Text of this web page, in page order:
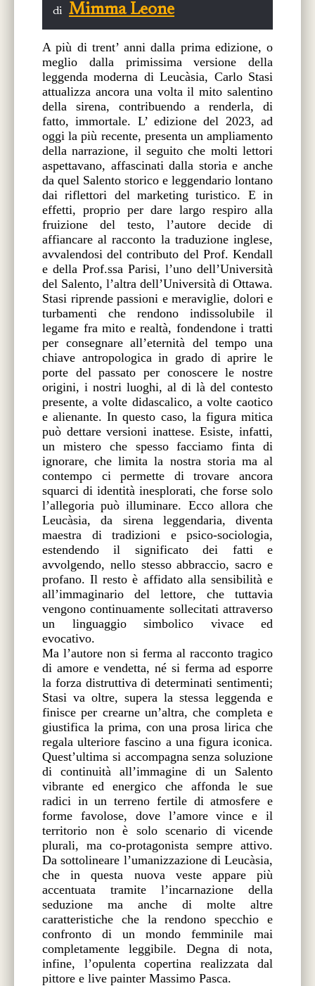
di Mimma Leone
A più di trent’ anni dalla prima edizione, o
meglio dalla primissima versione della
leggenda moderna di Leucàsia, Carlo Stasi
attualizza ancora una volta il mito salentino
della sirena, contribuendo a renderla, di
fatto, immortale. L’ edizione del 2023, ad
oggi la più recente, presenta un ampliamento
della narrazione, il seguito che molti lettori
aspettavano, affascinati dalla storia e anche
da quel Salento storico e leggendario lontano
dai riflettori del marketing turistico. E in
effetti, proprio per dare largo respiro alla
fruizione del testo, l’autore decide di
affiancare al racconto la traduzione inglese,
avvalendosi del contributo del Prof. Kendall
e della Prof.ssa Parisi, l’uno dell’Università
del Salento, l’altra dell’Università di Ottawa.
Stasi riprende passioni e meraviglie, dolori e
turbamenti che rendono indissolubile il
legame fra mito e realtà, fondendone i tratti
per consegnare all’eternità del tempo una
chiave antropologica in grado di aprire le
porte del passato per conoscere le nostre
origini, i nostri luoghi, al di là del contesto
presente, a volte didascalico, a volte caotico
e alienante. In questo caso, la figura mitica
può dettare versioni inattese. Esiste, infatti,
un mistero che spesso facciamo finta di
ignorare, che limita la nostra storia ma al
contempo ci permette di trovare ancora
squarci di identità inesplorati, che forse solo
l’allegoria può illuminare. Ecco allora che
Leucàsia, da sirena leggendaria, diventa
maestra di tradizioni e psico-sociologia,
estendendo il significato dei fatti e
avvolgendo, nello stesso abbraccio, sacro e
profano. Il resto è affidato alla sensibilità e
all’immaginario del lettore, che tuttavia
vengono continuamente sollecitati attraverso
un linguaggio simbolico vivace ed
evocativo.
Ma l’autore non si ferma al racconto tragico
di amore e vendetta, né si ferma ad esporre
la forza distruttiva di determinati sentimenti;
Stasi va oltre, supera la stessa leggenda e
finisce per crearne un’altra, che completa e
giustifica la prima, con una prosa lirica che
regala ulteriore fascino a una figura iconica.
Quest’ultima si accompagna senza soluzione
di continuità all’immagine di un Salento
vibrante ed energico che affonda le sue
radici in un terreno fertile di atmosfere e
forme favolose, dove l’amore vince e il
territorio non è solo scenario di vicende
plurali, ma co-protagonista sempre attivo.
Da sottolineare l’umanizzazione di Leucàsia,
che in questa nuova veste appare più
accentuata tramite l’incarnazione della
seduzione ma anche di molte altre
caratteristiche che la rendono specchio e
confronto di un mondo femminile mai
completamente leggibile. Degna di nota,
infine, l’opulenta copertina realizzata dal
pittore e live painter Massimo Pasca.